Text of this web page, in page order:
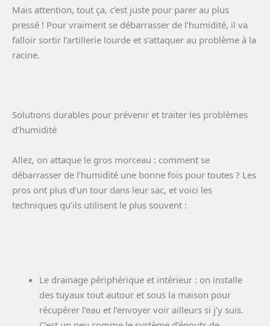
Mais attention, tout ça, c’est juste pour parer au plus
pressé ! Pour vraiment se débarrasser de l’humidité, il va
falloir sortir l’artillerie lourde et s’attaquer au problème à la
racine.
Solutions durables pour prévenir et traiter les problèmes
d’humidité
Allez, on attaque le gros morceau : comment se
débarrasser de l’humidité une bonne fois pour toutes ? Les
pros ont plus d’un tour dans leur sac, et voici les
techniques qu’ils utilisent le plus souvent :
Le drainage périphérique et intérieur : on installe
des tuyaux tout autour et sous la maison pour
récupérer l’eau et l’envoyer voir ailleurs si j’y suis.